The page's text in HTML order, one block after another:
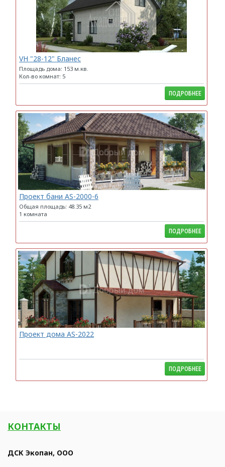
VH "28-12" Бланес
Площадь дома: 153 м.кв.
Кол-во комнат: 5
ПОДРОБНЕЕ
Проект бани AS-2000-6
Общая площадь: 48.35 м2
1 комната
ПОДРОБНЕЕ
Проект дома AS-2022
ПОДРОБНЕЕ
КОНТАКТЫ
ДСК Экопан, ООО